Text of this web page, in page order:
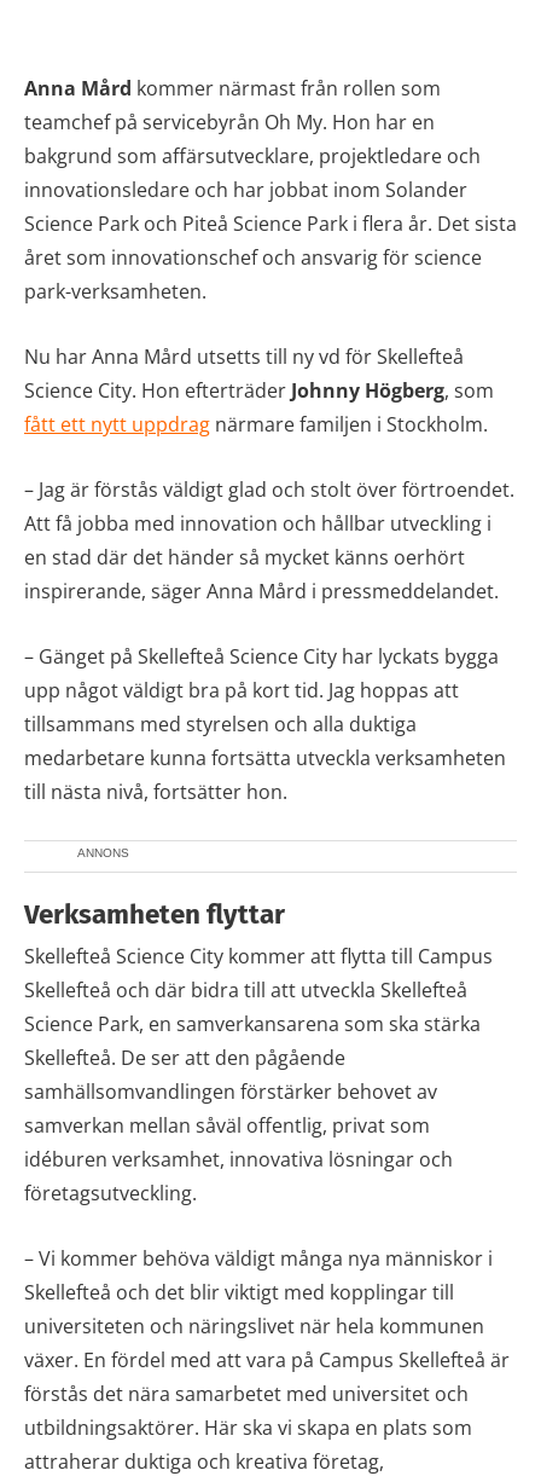
Anna Mård kommer närmast från rollen som
teamchef på servicebyrån Oh My. Hon har en
bakgrund som affärsutvecklare, projektledare och
innovationsledare och har jobbat inom Solander
Science Park och Piteå Science Park i flera år. Det sista
året som innovationschef och ansvarig för science
park-verksamheten.
Nu har Anna Mård utsetts till ny vd för Skellefteå
Science City. Hon efterträder Johnny Högberg, som
fått ett nytt uppdrag närmare familjen i Stockholm.
– Jag är förstås väldigt glad och stolt över förtroendet.
Att få jobba med innovation och hållbar utveckling i
en stad där det händer så mycket känns oerhört
inspirerande, säger Anna Mård i pressmeddelandet.
– Gänget på Skellefteå Science City har lyckats bygga
upp något väldigt bra på kort tid. Jag hoppas att
tillsammans med styrelsen och alla duktiga
medarbetare kunna fortsätta utveckla verksamheten
till nästa nivå, fortsätter hon.
ANNONS
Verksamheten flyttar
Skellefteå Science City kommer att flytta till Campus
Skellefteå och där bidra till att utveckla Skellefteå
Science Park, en samverkansarena som ska stärka
Skellefteå. De ser att den pågående
samhällsomvandlingen förstärker behovet av
samverkan mellan såväl offentlig, privat som
idéburen verksamhet, innovativa lösningar och
företagsutveckling.
– Vi kommer behöva väldigt många nya människor i
Skellefteå och det blir viktigt med kopplingar till
universiteten och näringslivet när hela kommunen
växer. En fördel med att vara på Campus Skellefteå är
förstås det nära samarbetet med universitet och
utbildningsaktörer. Här ska vi skapa en plats som
attraherar duktiga och kreativa företag,